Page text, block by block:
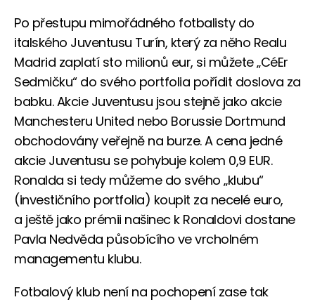
Po přestupu mimořádného fotbalisty do
italského Juventusu Turín, který za něho Realu
Madrid zaplatí sto milionů eur, si můžete „CéEr
Sedmičku“ do svého portfolia pořídit doslova za
babku. Akcie Juventusu jsou stejně jako akcie
Manchesteru United nebo Borussie Dortmund
obchodovány veřejně na burze. A cena jedné
akcie Juventusu se pohybuje kolem 0,9 EUR.
Ronalda si tedy můžeme do svého „klubu“
(investičního portfolia) koupit za necelé euro,
a ještě jako prémii našinec k Ronaldovi dostane
Pavla Nedvěda působícího ve vrcholném
managementu klubu.
Fotbalový klub není na pochopení zase tak